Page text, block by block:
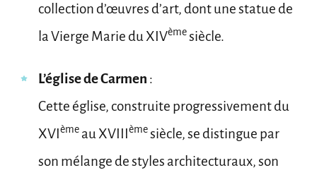
collection d’œuvres d’art, dont une statue de
la Vierge Marie du XIVèmesiècle.
L’église de Carmen :
Cette église, construite progressivement du
XVIème au XVIIIèmesiècle, se distingue par
son mélange de styles architecturaux, son